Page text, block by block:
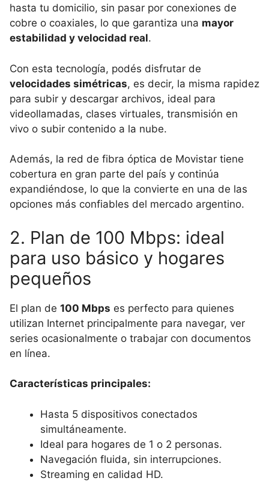
hasta tu domicilio, sin pasar por conexiones de
cobre o coaxiales, lo que garantiza una mayor
estabilidad y velocidad real.
Con esta tecnología, podés disfrutar de
velocidades simétricas, es decir, la misma rapidez
para subir y descargar archivos, ideal para
videollamadas, clases virtuales, transmisión en
vivo o subir contenido a la nube.
Además, la red de fibra óptica de Movistar tiene
cobertura en gran parte del país y continúa
expandiéndose, lo que la convierte en una de las
opciones más confiables del mercado argentino.
2. Plan de 100 Mbps: ideal
para uso básico y hogares
pequeños
El plan de 100 Mbps es perfecto para quienes
utilizan Internet principalmente para navegar, ver
series ocasionalmente o trabajar con documentos
en línea.
Características principales:
Hasta 5 dispositivos conectados
simultáneamente.
Ideal para hogares de 1 o 2 personas.
Navegación fluida, sin interrupciones.
Streaming en calidad HD.